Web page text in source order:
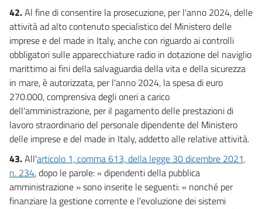
42.Al fine di consentire la prosecuzione, per l'anno 2024, delle
attività ad alto contenuto specialistico del Ministero delle
imprese e del made in Italy, anche con riguardo ai controlli
obbligatori sulle apparecchiature radio in dotazione del naviglio
marittimo ai fini della salvaguardia della vita e della sicurezza
in mare, è autorizzata, per l'anno 2024, la spesa di euro
270.000, comprensiva degli oneri a carico
dell'amministrazione, per il pagamento delle prestazioni di
lavoro straordinario del personale dipendente del Ministero
delle imprese e del made in Italy, addetto alle relative attività.
43.All'articolo 1, comma 613, della legge 30 dicembre 2021,
n. 234, dopo le parole: « dipendenti della pubblica
amministrazione » sono inserite le seguenti: « nonché per
finanziare la gestione corrente e l'evoluzione dei sistemi